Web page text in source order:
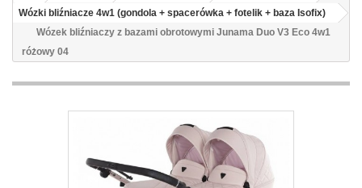
Wózki bliźniacze 4w1 (gondola + spacerówka + fotelik + baza Isofix)
Wózek bliźniaczy z bazami obrotowymi Junama Duo V3 Eco 4w1
różowy 04